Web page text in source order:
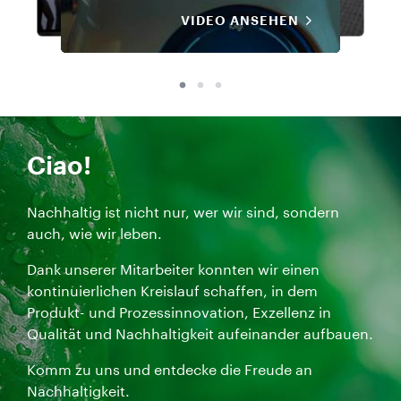
VIDEO ANSEHEN Der
VIDEO ANSEHEN
VIDEO ANSEHEN Die
VIDEO ANSEHEN
VIDEO ANSEHEN Das
VIDEO ANSEHEN Die
VIDEO ANSEHEN Der
VIDEO ANSEHEN Das
Ciao!
Nachhaltig ist nicht nur, wer wir sind, sondern
auch, wie wir leben.
Dank unserer Mitarbeiter konnten wir einen
kontinuierlichen Kreislauf schaffen, in dem
Produkt- und Prozessinnovation, Exzellenz in
Qualität und Nachhaltigkeit aufeinander aufbauen.
Komm zu uns und entdecke die Freude an
Nachhaltigkeit.